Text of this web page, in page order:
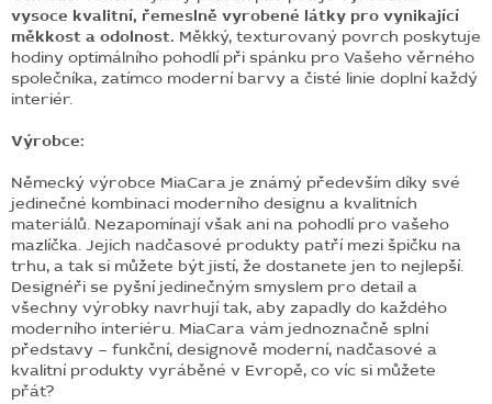
vysoce kvalitní, řemeslně vyrobené látky pro vynikající
měkkost a odolnost. Měkký, texturovaný povrch poskytuje
hodiny optimálního pohodlí při spánku pro Vašeho věrného
společníka, zatímco moderní barvy a čisté linie doplní každý
interiér.
Výrobce:
Německý výrobce MiaCara je známý především díky své
jedinečné kombinaci moderního designu a kvalitních
materiálů. Nezapomínají však ani na pohodlí pro vašeho
mazlíčka. Jejich nadčasové produkty patří mezi špičku na
trhu, a tak si můžete být jistí, že dostanete jen to nejlepší.
Designéři se pyšní jedinečným smyslem pro detail a
všechny výrobky navrhují tak, aby zapadly do každého
moderního interiéru. MiaCara vám jednoznačně splní
představy – funkční, designově moderní, nadčasové a
kvalitní produkty vyráběné v Evropě, co víc si můžete
přát?